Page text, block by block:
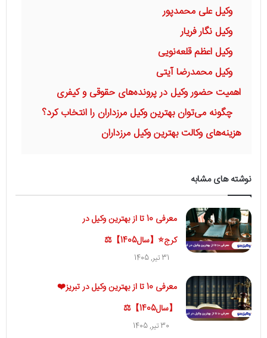
وکیل علی محمدپور
وکیل نگار فریار
وکیل اعظم قلعه‌نویی
وکیل محمدرضا آیتی
اهمیت حضور وکیل در پرونده‌های حقوقی و کیفری
چگونه می‌توان بهترین وکیل مرزداران را انتخاب کرد؟
هزینه‌های وکالت بهترین وکیل مرزداران
نوشته های مشابه
معرفی 10 تا از بهترین وکیل در
کرج⭐【سال1405】⚖️
31 تیر, 1405
معرفی 10 تا از بهترین وکیل در تبریز❤️
【سال1405】⚖️
30 تیر, 1405